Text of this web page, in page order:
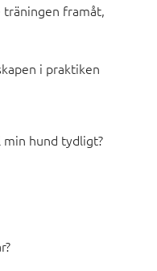
träningen framåt,
i praktiken
hund tydligt?